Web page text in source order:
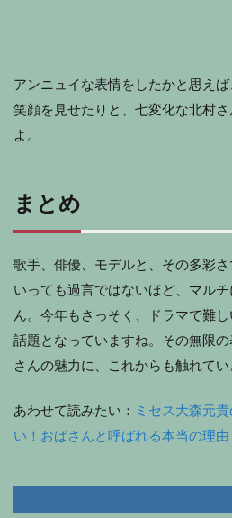
アンニュイな表情をしたかと思え
笑顔を見せたりと、七変化な北村
よ。
まとめ
歌手、俳優、モデルと、その多彩
いっても過言ではないほど、マル
ん。今年もさっそく、ドラマで難
話題となっていますね。その無限
さんの魅力に、これからも触れてい
あわせて読みたい： ミセス大森元
い！おばさんと呼ばれる本当の理由